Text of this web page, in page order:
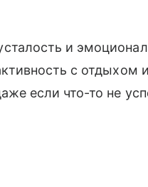
и
с отдыхом
если что-то не